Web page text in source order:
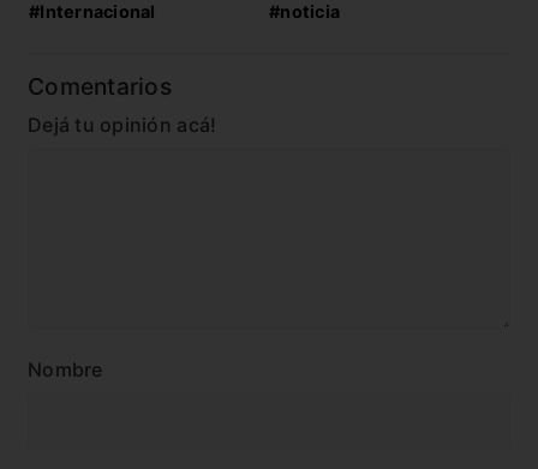
#Internacional #noticia
Comentarios
Dejá tu opinión acá!
Nombre